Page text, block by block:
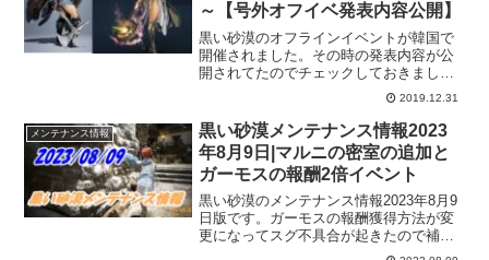
～【号外オフイベ発表内容公開】
黒い砂漠のオフラインイベントが韓国で
開催されました。その時の発表内容が公
開されてたのでチェックしておきましょ
2019.12.31
メンテナンス情報
黒い砂漠メンテナンス情報2023
年8月9日|マルニの密室の追加と
ガーモスの報酬2倍イベント
黒い砂漠のメンテナンス情報2023年8月9
日版です。ガーモスの報酬獲得方法が変
更になってスグ不具合が起きたので補填
の意味なのか報酬2倍イベントが始まりま